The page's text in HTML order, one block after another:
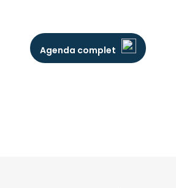
Agenda complet